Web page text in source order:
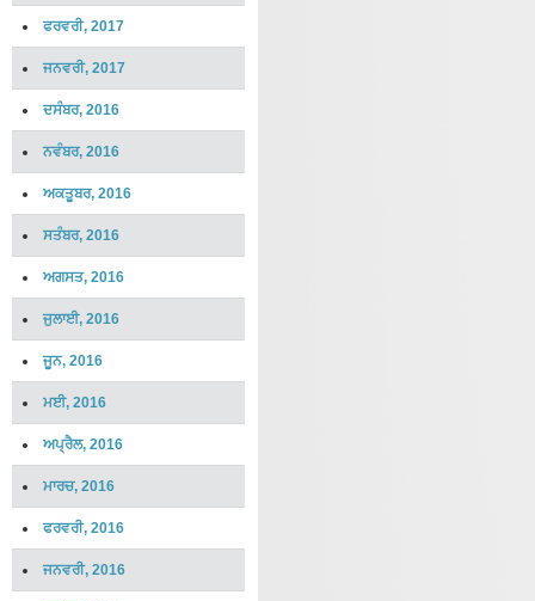
ਫਰਵਰੀ, 2017
ਜਨਵਰੀ, 2017
ਦਸੰਬਰ, 2016
ਨਵੰਬਰ, 2016
ਅਕਤੂਬਰ, 2016
ਸਤੰਬਰ, 2016
ਅਗਸਤ, 2016
ਜੁਲਾਈ, 2016
ਜੂਨ, 2016
ਮਈ, 2016
ਅਪ੍ਰੈਲ, 2016
ਮਾਰਚ, 2016
ਫਰਵਰੀ, 2016
ਜਨਵਰੀ, 2016